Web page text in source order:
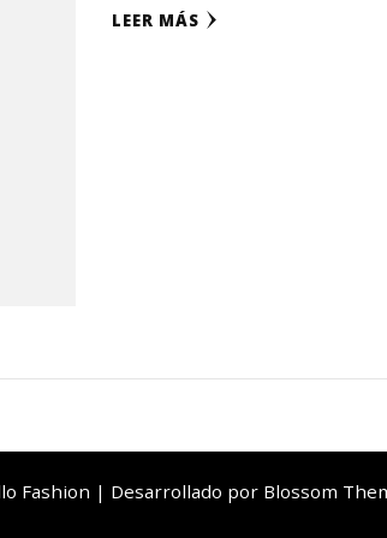
LEER MÁS
Fashion | Desarrollado por Blossom